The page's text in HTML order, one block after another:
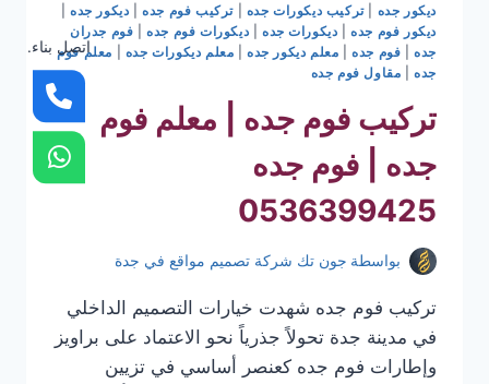
ديكور جده |تركيب ديكورات جده |تركيب فوم جده| ديكور جده|
ديكور فوم جده| ديكورات جده ديكورات فوم جده| فوم جدران
جده| فوم جده| معلم ديكور جده| معلم ديكورات جده
معلم فوم
جده| مقاول فوم جده
تركيب فوم جده | معلم فوم
جده | فوم جده
0536399425
بواسطة جون تك شركة تصميم مواقع في جدة
تركيب فوم جده شهدت خيارات التصميم الداخلي
في مدينة جدة تحولاً جذرياً نحو الاعتماد على براويز
وإطارات فوم جده كعنصر أساسي في تزيين
اتصل بناء.